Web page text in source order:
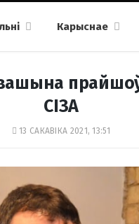
Карыснае
СІЗА
13 САКАВІКА 2021, 13:51